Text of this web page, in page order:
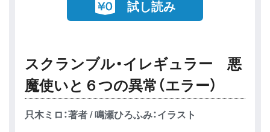
試し読み
スクランブル・イレギュラー 悪
魔使いと６つの異常（エラー）
只木ミロ：著者 / 鳴瀬ひろふみ：イラスト